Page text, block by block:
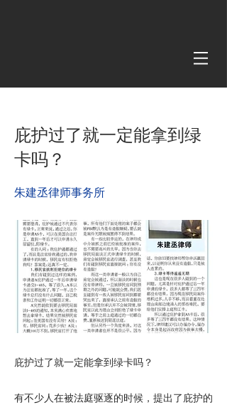
庇护过了就一定能拿到绿
卡吗？
朱建丞律师事务所
庇护过了就一定能拿到绿卡吗？
有不少人在被法庭驱逐的时候，提出了庇护的